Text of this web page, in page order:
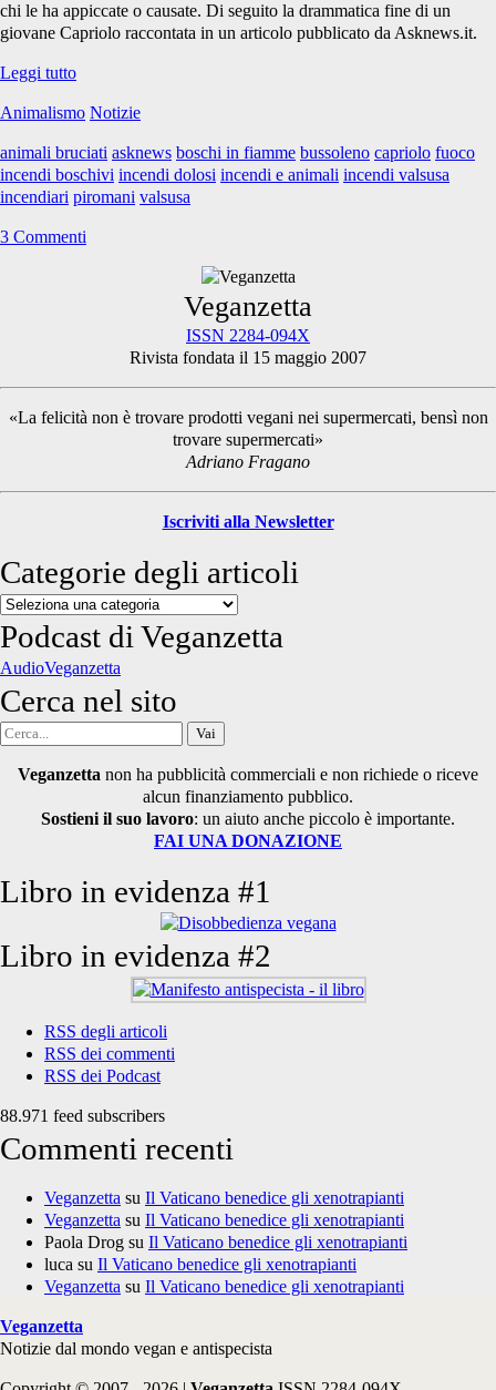
chi le ha appiccate o causate. Di seguito la drammatica fine di un
giovane Capriolo raccontata in un articolo pubblicato da Asknews.it.
Leggi tuttoGli
e
strage
degli
Animali
Animalismo Notizie
animali bruciati asknews boschi in fiamme bussoleno capriolo fuoco
incendi boschivi incendi dolosi incendi e animali incendi valsusa
incendiari piromani valsusa
3 Commenti
Sidebar
Veganzetta
ISSN 2284-094X
Rivista fondata il 15 maggio 2007
«La felicità non è trovare prodotti vegani nei supermercati, bensì non
trovare supermercati»
Adriano Fragano
Iscriviti alla Newsletter
Categorie degli articoli
Categorie
degli
articoli
Podcast di Veganzetta
AudioVeganzetta
Cerca nel sito
Cerca
Veganzetta non ha pubblicità commerciali e non richiede o riceve
alcun finanziamento pubblico.
Sostieni il suo lavoro: un aiuto anche piccolo è importante.
FAI UNA DONAZIONE
Libro in evidenza #1
Libro in evidenza #2
RSS degli articoli
RSS dei commenti
RSS dei Podcast
88.971 feed subscribers
Commenti recenti
Veganzetta su Il Vaticano benedice gli xenotrapianti
Veganzetta su Il Vaticano benedice gli xenotrapianti
Paola Drog su Il Vaticano benedice gli xenotrapianti
luca su Il Vaticano benedice gli xenotrapianti
Veganzetta su Il Vaticano benedice gli xenotrapianti
Veganzetta
Notizie dal mondo vegan e antispecista